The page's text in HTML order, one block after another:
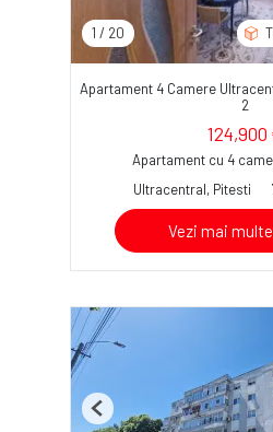
1 / 20
Apartament 4 Camere
2
124,900
Apartament cu 4
Ultracentral, Pitesti
Vezi mai
Previous